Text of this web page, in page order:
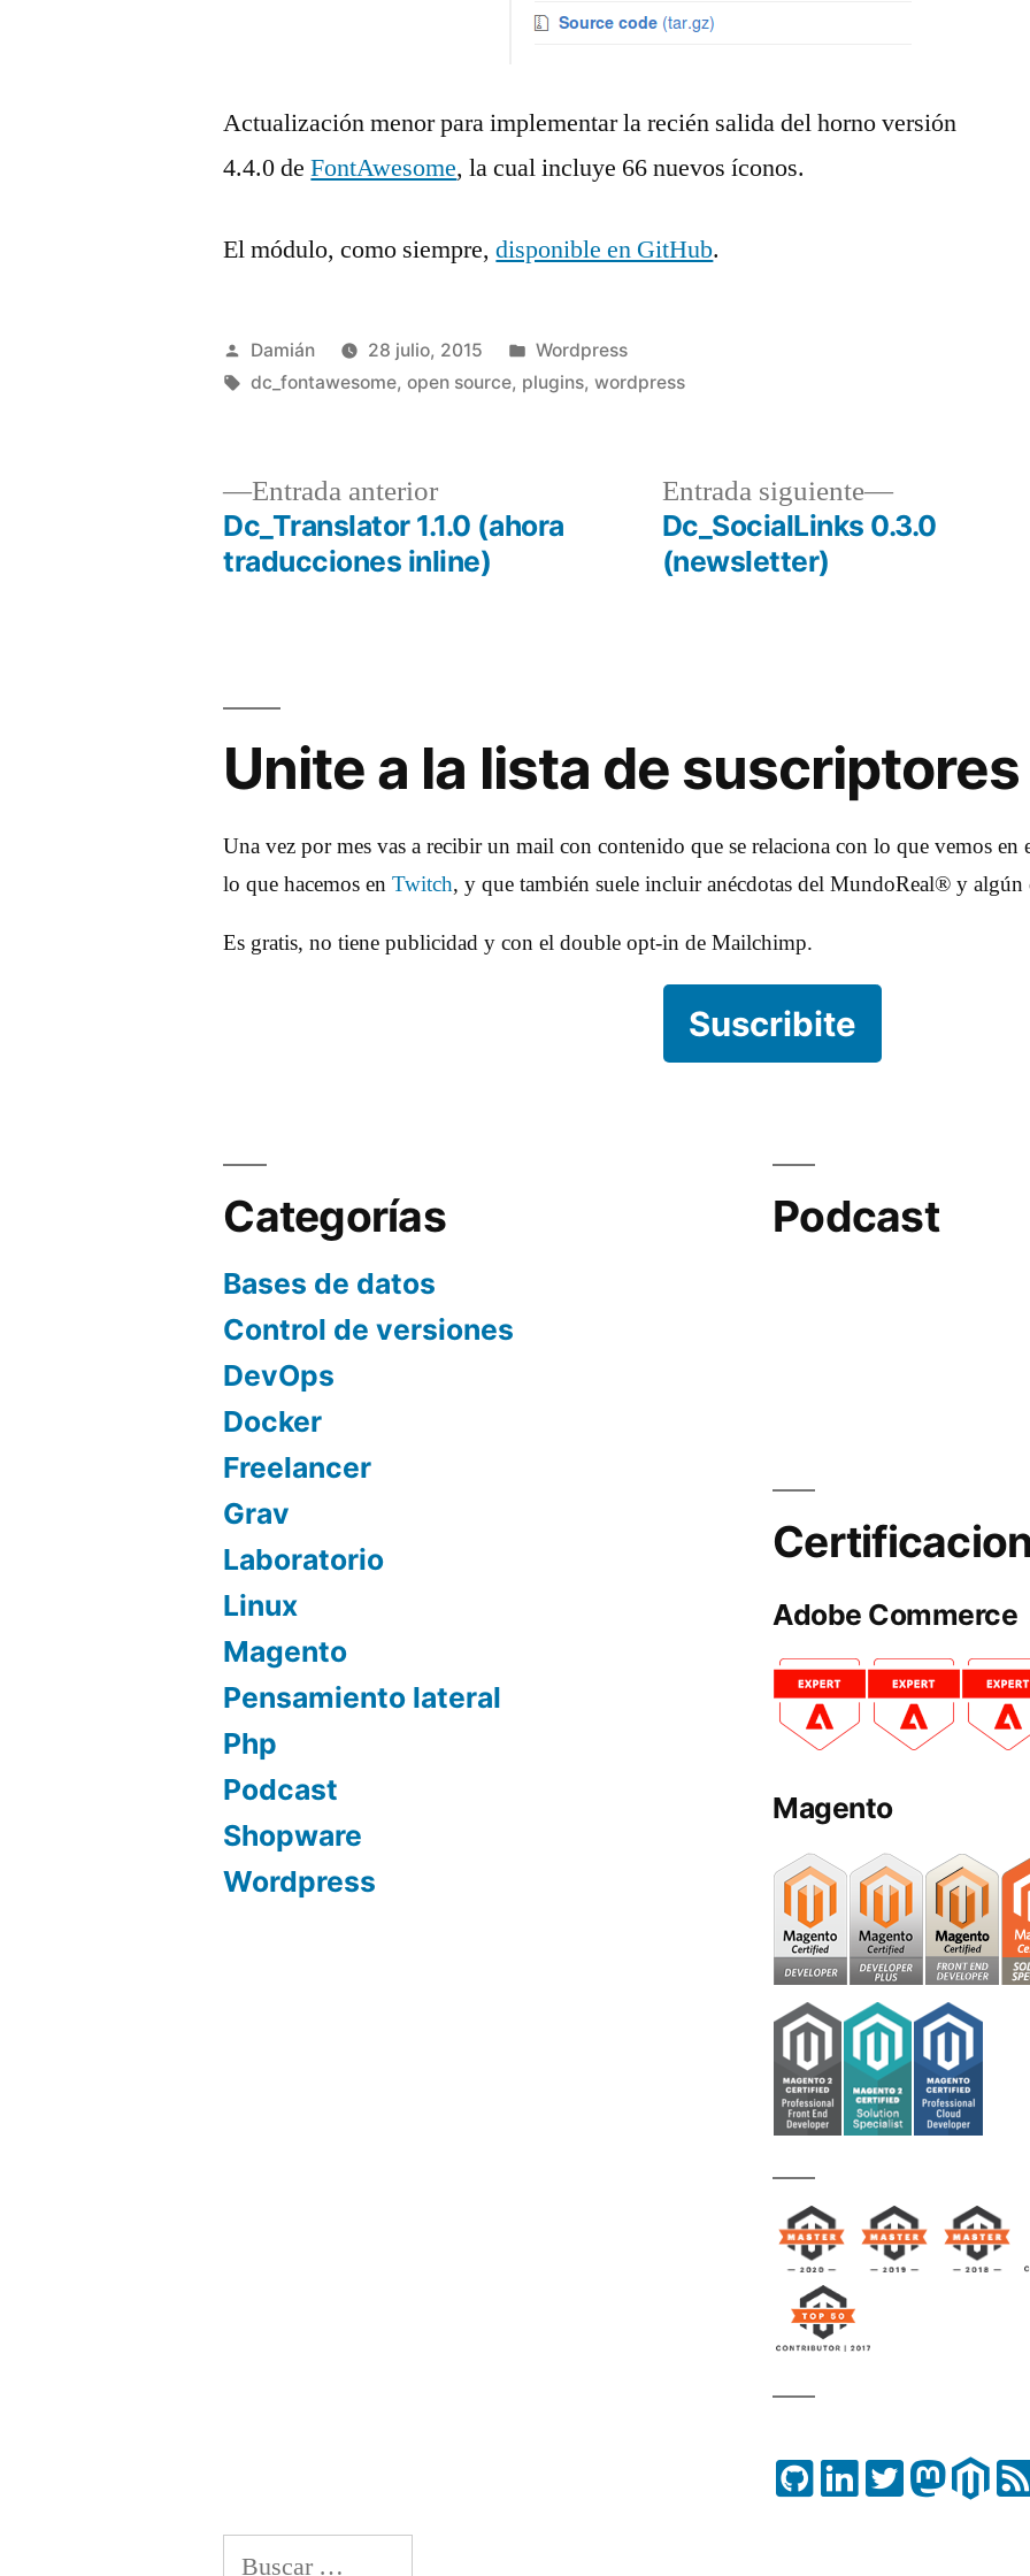
Actualización menor para implementar la recién salida del horno versión
4.4.0 deFontAwesome, la cual incluye 66 nuevos íconos.
El módulo, como siempre,disponible en GitHub.
Publicado
por
Damián 28 julio, 2015
Publicado
en
Wordpress
Etiquetas:
dc_fontawesome,open source, plugins,wordpress
Navegación
entradas
Entrada anteriorEntrada
anterior:
Dc_Translator 1.1.0 (ahora
traducciones inline)
Entrada siguiente
Entrada
siguiente:
Dc_SocialLinks 0.3.0
(newsletter)
Unite a la lista de suscriptores
Una vez por mes vas a recibir un mail con contenido que se relaciona con lo que vemos
lo que hacemos enTwitch, y que también suele incluir anécdotas del MundoReal® y
Es gratis, no tiene publicidad y con el double opt-in de Mailchimp.
Suscribite
Categorías
Bases de datos
Control de versiones
DevOps
Docker
Freelancer
Grav
Laboratorio
Linux
Magento
Pensamiento lateral
Php
Podcast
Shopware
Wordpress
Podcast
Adobe Commerce
Magento
Buscar: